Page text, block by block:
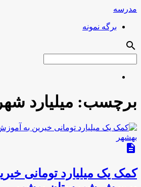
مدرسه
برگه نمونه
search
برچسب: میلیارد
description
کمک یک میلیارد تومانی